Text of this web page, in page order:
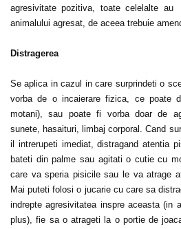
agresivitate pozitiva, toate celelalte
animalului agresat, de aceea trebuie
Distragerea
Se aplica in cazul in care surprindeti o
vorba de o incaierare fizica, ce poate
motani), sau poate fi vorba doar de
sunete, hasaituri, limbaj corporal. Cand
il intrerupeti imediat, distragand atentia
bateti din palme sau agitati o cutie cu
care va speria pisicile sau le va atrage
Mai puteti folosi o jucarie cu care sa
indrepte agresivitatea inspre aceasta (in
plus), fie sa o atrageti la o portie de